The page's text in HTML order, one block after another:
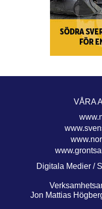
VÅRA
Digitala Medier /
Jon Mattias